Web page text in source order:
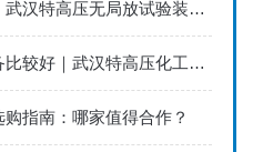
化工变压器安全刚需！武汉特高压无局放试验装置 进口级品质受千企追捧
谁家工频耐压试验设备比较好｜武汉特高压化工厂区检测方案
指南：哪家值得合作？